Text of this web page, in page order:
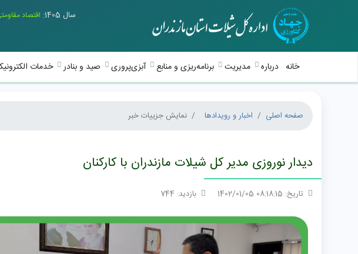
سال 1405: اقتصاد
خانه درباره مدیریت برنامه‌ریزی و منابع آبزی‌پروری صید و بنادر خدمات
صفحه اصلی اخبار و رویدادها نمایش جزییات خبر
دیدار نوروزی مدیر کل شیلات مازندران با کارکنان
تاریخ: 08:18:15 1402/01/05 بازدید: 744